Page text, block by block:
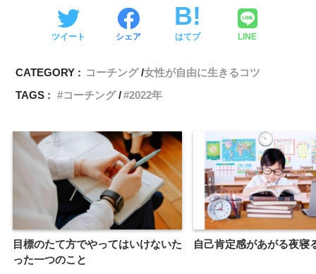
ツイート シェア はてブ LINE
CATEGORY : コーチング 女性が自由に生きるコツ
TAGS :
コーチング 2022年
目標のたて方でやってはいけないた
った一つのこと
自己肯定感があがる夜寝